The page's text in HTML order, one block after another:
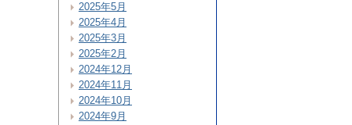
2025年5月
2025年4月
2025年3月
2025年2月
2024年12月
2024年11月
2024年10月
2024年9月